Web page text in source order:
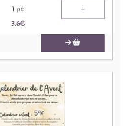
1 pc +
3.6€